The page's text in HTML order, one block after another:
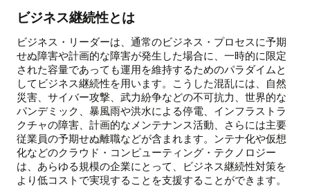
ビジネス継続性とは
ビジネス・リーダーは、通常のビジネス・プロセスに予期
せぬ障害や計画的な障害が発生した場合に、一時的に限定
された容量であっても運用を維持するためのパラダイムと
してビジネス継続性を用います。こうした混乱には、自然
災害、サイバー攻撃、武力紛争などの不可抗力、世界的な
パンデミック、暴風雨や洪水による停電、インフラストラ
クチャの障害、計画的なメンテナンス活動、さらには主要
従業員の予期せぬ離職などが含まれます。ンテナ化や仮想
化などのクラウド・コンピューティング・テクノロジー
は、あらゆる規模の企業にとって、ビジネス継続性対策を
より低コストで実現することを支援することができます。